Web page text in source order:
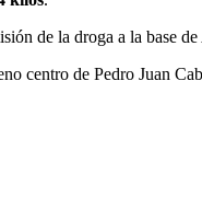
de la droga a la base
centro de Pedro Juan